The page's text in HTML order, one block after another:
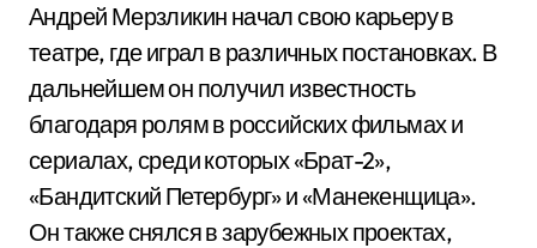
Андрей Мерзликин начал свою карьеру в
театре, где играл в различных постановках. В
дальнейшем он получил известность
благодаря ролям в российских фильмах и
сериалах, среди которых «Брат-2»,
«Бандитский Петербург» и «Манекенщица».
Он также снялся в зарубежных проектах,